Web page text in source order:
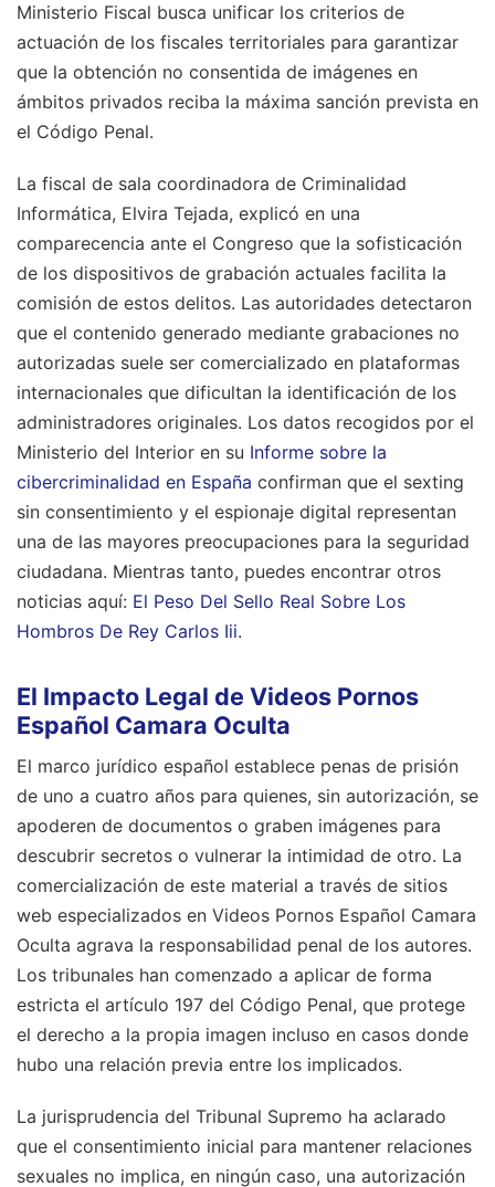
Ministerio Fiscal busca unificar los criterios de
actuación de los fiscales territoriales para garantizar
que la obtención no consentida de imágenes en
ámbitos privados reciba la máxima sanción prevista en
el Código Penal.
La fiscal de sala coordinadora de Criminalidad
Informática, Elvira Tejada, explicó en una
comparecencia ante el Congreso que la sofisticación
de los dispositivos de grabación actuales facilita la
comisión de estos delitos. Las autoridades detectaron
que el contenido generado mediante grabaciones no
autorizadas suele ser comercializado en plataformas
internacionales que dificultan la identificación de los
administradores originales. Los datos recogidos por el
Ministerio del Interior en su Informe sobre la
cibercriminalidad en España confirman que el sexting
sin consentimiento y el espionaje digital representan
una de las mayores preocupaciones para la seguridad
ciudadana. Mientras tanto, puedes encontrar otros
noticias aquí: El Peso Del Sello Real Sobre Los
Hombros De Rey Carlos Iii.
El Impacto Legal de Videos Pornos
Español Camara Oculta
El marco jurídico español establece penas de prisión
de uno a cuatro años para quienes, sin autorización, se
apoderen de documentos o graben imágenes para
descubrir secretos o vulnerar la intimidad de otro. La
comercialización de este material a través de sitios
web especializados en Videos Pornos Español Camara
Oculta agrava la responsabilidad penal de los autores.
Los tribunales han comenzado a aplicar de forma
estricta el artículo 197 del Código Penal, que protege
el derecho a la propia imagen incluso en casos donde
hubo una relación previa entre los implicados.
La jurisprudencia del Tribunal Supremo ha aclarado
que el consentimiento inicial para mantener relaciones
sexuales no implica, en ningún caso, una autorización